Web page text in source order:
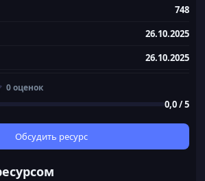
748
26.10.2025
26.10.2025
0
0
в
ё
0 оценок
0,0 / 5
Обсудить ресурс